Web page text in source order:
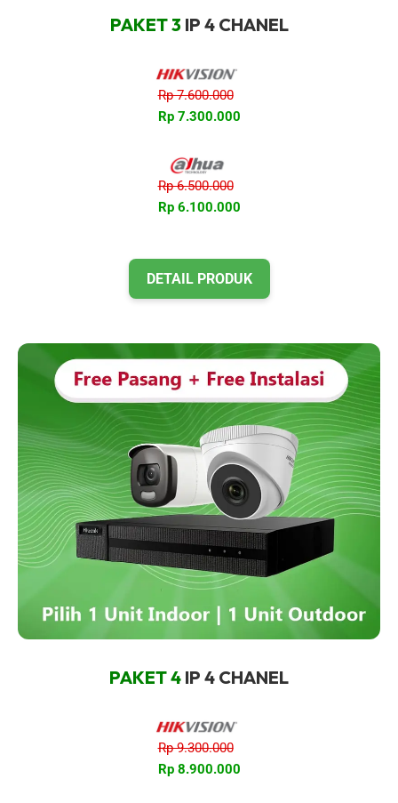
PAKET 3 IP 4 CHANEL
Rp 7.600.000
Rp 7.300.000
Rp 6.500.000
Rp 6.100.000
DETAIL PRODUK
PAKET 4 IP 4 CHANEL
Rp 9.300.000
Rp 8.900.000